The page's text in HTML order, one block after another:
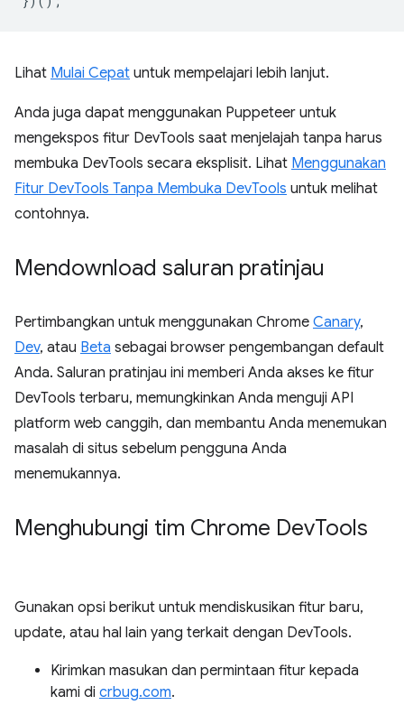
Lihat Mulai Cepat untuk mempelajari lebih lanjut.
Anda juga dapat menggunakan Puppeteer untuk
mengekspos fitur DevTools saat menjelajah tanpa harus
membuka DevTools secara eksplisit. Lihat Menggunakan
Fitur DevTools Tanpa Membuka DevTools untuk melihat
contohnya.
Mendownload saluran pratinjau
Pertimbangkan untuk menggunakan Chrome Canary,
Dev, atau Beta sebagai browser pengembangan default
Anda. Saluran pratinjau ini memberi Anda akses ke fitur
DevTools terbaru, memungkinkan Anda menguji API
platform web canggih, dan membantu Anda menemukan
masalah di situs sebelum pengguna Anda
menemukannya.
Menghubungi tim Chrome DevTools
Gunakan opsi berikut untuk mendiskusikan fitur baru,
update, atau hal lain yang terkait dengan DevTools.
Kirimkan masukan dan permintaan fitur kepada
kami di crbug.com.